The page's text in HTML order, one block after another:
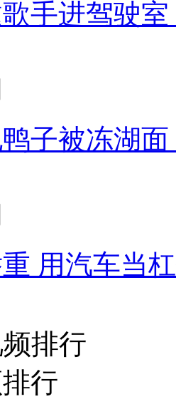
手进驾驶
子被冻湖
用汽车当
排行
行